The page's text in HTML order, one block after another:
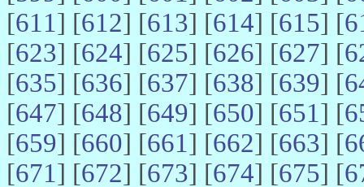
[611] [612] [613] [614] [615] [
[623] [624] [625] [626] [627] [
[635] [636] [637] [638] [639] [
[647] [648] [649] [650] [651] [
[659] [660] [661] [662] [663] [
[671] [672] [673] [674] [675] [